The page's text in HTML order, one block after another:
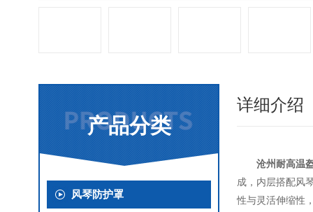
产品分类
风琴防护罩
详细介绍
沧州耐高温
成，内层搭配风
性与灵活伸缩性